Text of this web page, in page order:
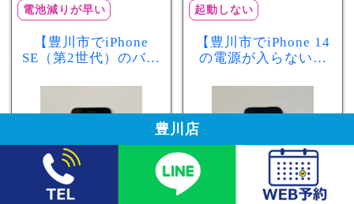
電池減りが早い
【豊川市でiPhone
SE（第2世代）のバッ
スマ豊川店】電池の
減りが早い症状も当
起動しない
【豊川市でiPhone 14
の電源が入らない修
店】バッテリー交換
で復旧するケースも
豊川店